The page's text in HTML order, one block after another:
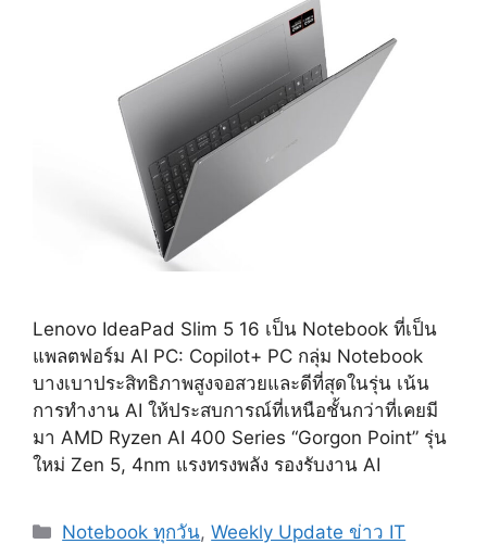
Lenovo IdeaPad Slim 5 16 เป็น Notebook ที่เป็น
แพลตฟอร์ม AI PC: Copilot+ PC กลุ่ม Notebook
บางเบาประสิทธิภาพสูงจอสวยและดีที่สุดในรุ่น เน้น
การทำงาน AI ให้ประสบการณ์ที่เหนือชั้นกว่าที่เคยมี
มา AMD Ryzen AI 400 Series “Gorgon Point” รุ่น
ใหม่ Zen 5, 4nm แรงทรงพลัง รองรับงาน AI
Categories
Notebook ทุกวัน,Weekly Update ข่าว IT